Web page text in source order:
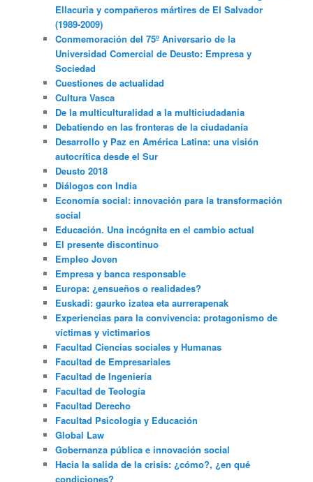
Ellacuria y compañeros mártires de El Salvador
(1989-2009)
Conmemoración del 75º Aniversario de la
Universidad Comercial de Deusto: Empresa y
Sociedad
Cuestiones de actualidad
Cultura Vasca
De la multiculturalidad a la multiciudadania
Debatiendo en las fronteras de la ciudadanía
Desarrollo y Paz en América Latina: una visión
autocrítica desde el Sur
Deusto 2018
Diálogos con India
Economía social: innovación para la transformación
social
Educación. Una incógnita en el cambio actual
El presente discontinuo
Empleo Joven
Empresa y banca responsable
Europa: ¿ensueños o realidades?
Euskadi: gaurko izatea eta aurrerapenak
Experiencias para la convivencia: protagonismo de
víctimas y victimarios
Facultad Ciencias sociales y Humanas
Facultad de Empresariales
Facultad de Ingeniería
Facultad de Teología
Facultad Derecho
Facultad Psicología y Educación
Global Law
Gobernanza pública e innovación social
Hacia la salida de la crisis: ¿cómo?, ¿en qué
condiciones?